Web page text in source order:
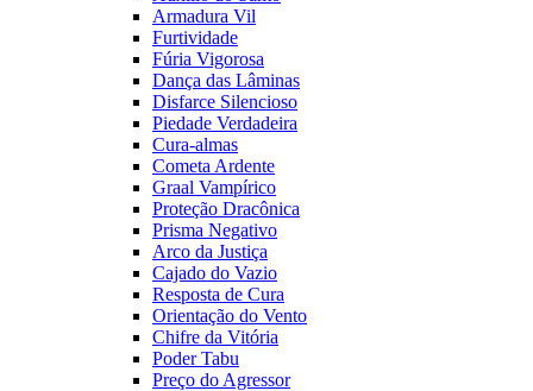
Armadura Vil
Furtividade
Fúria Vigorosa
Dança das Lâminas
Disfarce Silencioso
Piedade Verdadeira
Cura-almas
Cometa Ardente
Graal Vampírico
Proteção Dracônica
Prisma Negativo
Arco da Justiça
Cajado do Vazio
Resposta de Cura
Orientação do Vento
Chifre da Vitória
Poder Tabu
Preço do Agressor